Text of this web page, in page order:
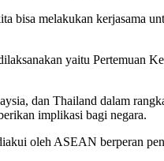
melakukan kerjasama
yaitu
dan Thailand dalam
implikasi bagi negara.
oleh ASEAN berperan